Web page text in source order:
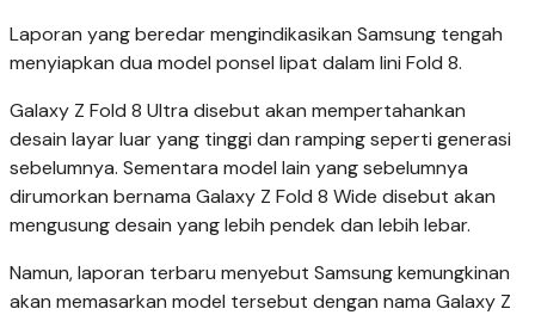
Laporan yang beredar mengindikasikan Samsung tengah
menyiapkan dua model ponsel lipat dalam lini Fold 8.
Galaxy Z Fold 8 Ultra disebut akan mempertahankan
desain layar luar yang tinggi dan ramping seperti generasi
sebelumnya. Sementara model lain yang sebelumnya
dirumorkan bernama Galaxy Z Fold 8 Wide disebut akan
mengusung desain yang lebih pendek dan lebih lebar.
Namun, laporan terbaru menyebut Samsung kemungkinan
akan memasarkan model tersebut dengan nama Galaxy Z